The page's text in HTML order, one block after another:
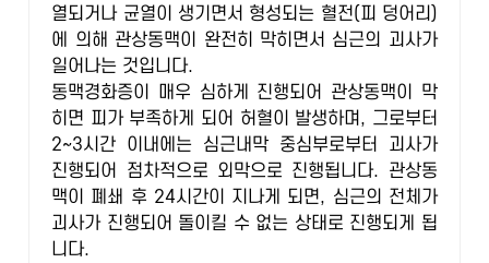
열되거나 균열이 생기면서 형성되는 혈전(피 덩어리)
에 의해 관상동맥이 완전히 막히면서 심근의 괴사가
일어나는 것입니다.
동맥경화증이 매우 심하게 진행되어 관상동맥이 막
히면 피가 부족하게 되어 허혈이 발생하며, 그로부터
2~3시간 이내에는 심근내막 중심부로부터 괴사가
진행되어 점차적으로 외막으로 진행됩니다. 관상동
맥이 폐쇄 후 24시간이 지나게 되면, 심근의 전체가
괴사가 진행되어 돌이킬 수 없는 상태로 진행되게 됩
니다.